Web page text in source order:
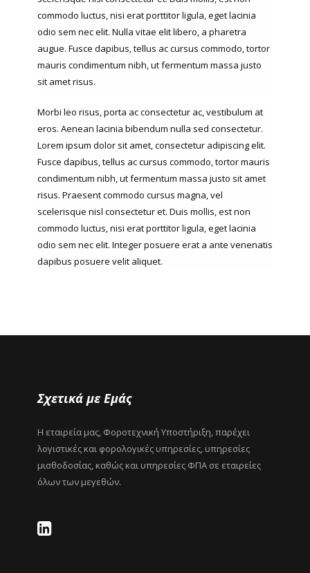
commodo luctus, nisi erat porttitor ligula, eget lacinia
odio sem nec elit. Nulla vitae elit libero, a pharetra
augue. Fusce dapibus, tellus ac cursus commodo, tortor
mauris condimentum nibh, ut fermentum massa justo
sit amet risus.
Morbi leo risus, porta ac consectetur ac, vestibulum at
eros. Aenean lacinia bibendum nulla sed consectetur.
Lorem ipsum dolor sit amet, consectetur adipiscing elit.
Fusce dapibus, tellus ac cursus commodo, tortor mauris
condimentum nibh, ut fermentum massa justo sit amet
risus. Praesent commodo cursus magna, vel
scelerisque nisl consectetur et. Duis mollis, est non
commodo luctus, nisi erat porttitor ligula, eget lacinia
odio sem nec elit. Integer posuere erat a ante venenatis
dapibus posuere velit aliquet.
Σχετικά με Εμάς
Η εταιρεία μας, Φοροτεχνική Υποστήριξη, παρέχει
λογιστικές και φορολογικές υπηρεσίες, υπηρεσίες
μισθοδοσίας, καθώς και υπηρεσίες ΦΠΑ σε εταιρείες
όλων των μεγεθών.